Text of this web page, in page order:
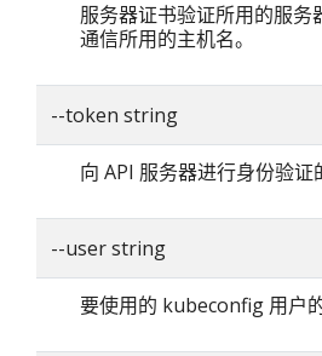
服务器证书验证所用的服
通信所用的主机名。
--token string
向 API 服务器进行身份验证
--user string
要使用的 kubeconfig 用户的